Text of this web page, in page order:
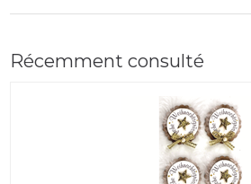
Récemment consulté